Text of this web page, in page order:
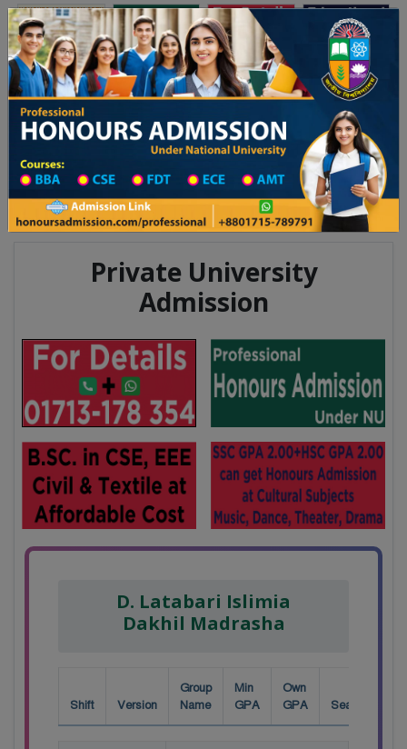
Toggle navigation অনার্স ভর্তি প্রফেশনাল অনার্স
Updates
২৬ শিক্ষাবর্ষের ১ম বর্ষের ভর্তি আবেদন বিজ্ঞপ্তি ঢাকা বিশ্ববিদ্যালয় ২০২৫-২৬
Madrasah in Barguna District
Madrasah List
Madrasah Information
Private University
Admission
D. Latabari Islimia
Dakhil Madrasha
Shift Version
Group
Name
Min
GPA
Own
GPA
Seat